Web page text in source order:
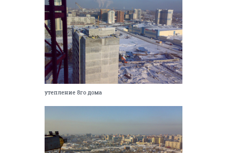
утепление 8го дома